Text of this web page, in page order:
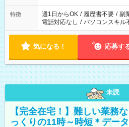
特徴 週1日からOK / 履歴書不要 / 副
電話対応なし / パソコンスキル
気になる！ 応募す
未読
【完全在宅！】難しい業務
っくりの11時～時短＊デー